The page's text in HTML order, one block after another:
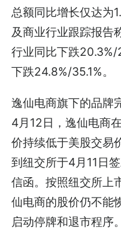
总额同比增长仅达为
及商业行业跟踪报告
行业同比下跌
下跌24.8%/35.1%。
逸仙电商旗下的品牌
4月12日，逸仙电商
价持续低于美股交易
到纽交所于4月11日
信函。按照纽交所上
仙电商的股价仍不能
启动停牌和退市程序。